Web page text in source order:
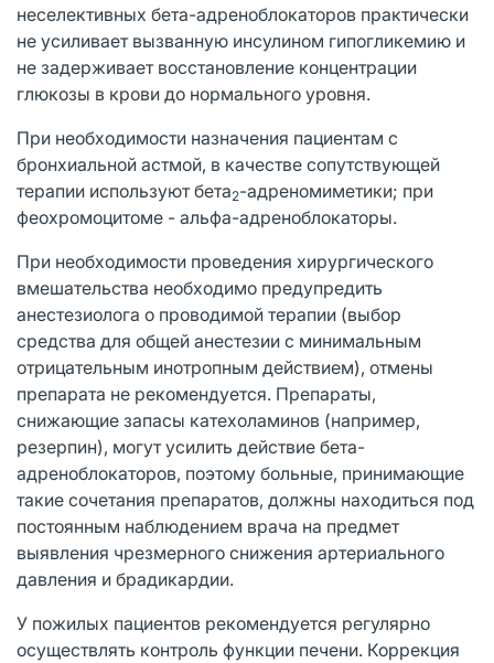
неселективных бета-адреноблокаторов практически
не усиливает вызванную инсулином гипогликемию и
не задерживает восстановление концентрации
глюкозы в крови до нормального уровня.
При необходимости назначения пациентам с
бронхиальной астмой, в качестве сопутствующей
терапии используют бета2-адреномиметики; при
феохромоцитоме - альфа-адреноблокаторы.
При необходимости проведения хирургического
вмешательства необходимо предупредить
анестезиолога о проводимой терапии (выбор
средства для общей анестезии с минимальным
отрицательным инотропным действием), отмены
препарата не рекомендуется. Препараты,
снижающие запасы катехоламинов (например,
резерпин), могут усилить действие бета-
адреноблокаторов, поэтому больные, принимающие
такие сочетания препаратов, должны находиться под
постоянным наблюдением врача на предмет
выявления чрезмерного снижения артериального
давления и брадикардии.
У пожилых пациентов рекомендуется регулярно
осуществлять контроль функции печени. Коррекция